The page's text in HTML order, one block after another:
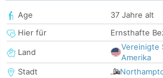
Age
37 Jahre alt
Hier für
Ernsthafte
Land
Vereinigte
Amerika
Stadt